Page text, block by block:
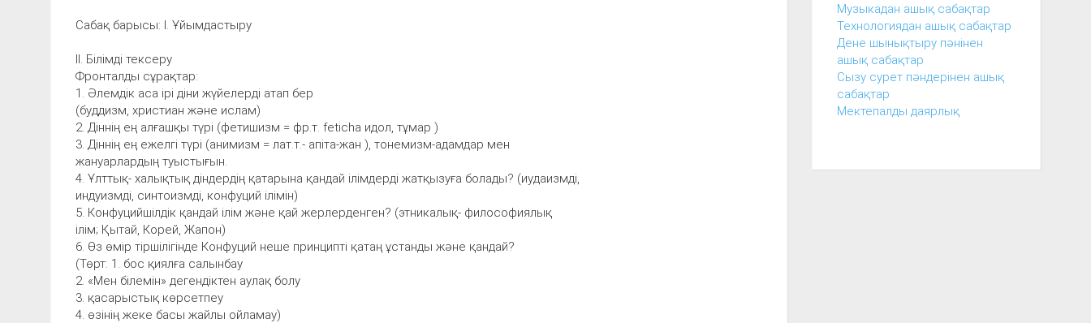
Сабақ барысы: I. Ұйымдастыру
II. Білімді тексеру
Фронталды сұрақтар:
1. Әлемдік аса ірі діни жүйелерді атап бер
(буддизм, христиан және ислам)
2. Діннің ең алғашқы түрі (фетишизм = фр.т. feticha идол, тұмар )
3. Діннің ең ежелгі түрі (анимизм = лат.т.- апіта-жан ), тонемизм-адамдар мен
жануарлардың туыстығын.
4. Ұлттық- халықтық діндердің қатарына қандай ілімдерді жатқызуға болады? (иудаизмді,
индуизмді, синтоизмді, конфуций ілімін)
5. Конфуцийшілдік қандай ілім және қай жерлерденген? (этникалық- философиялық
ілім; Қытай, Корей, Жапон)
6. Өз өмір тіршілігінде Конфуций неше принципті қатаң ұстанды және қандай?
(Төрт: 1. бос қиялға салынбау
2. «Мен білемін» дегендіктен аулақ болу
3. қасарыстық көрсетпеу
4. өзінің жеке басы жайлы ойламау)
Музыкадан ашық сабақтар
Технологиядан ашық сабақтар
Дене шынықтыру пәнінен
ашық сабақтар
Сызу сурет пәндерінен ашық
сабақтар
Мектепалды даярлық